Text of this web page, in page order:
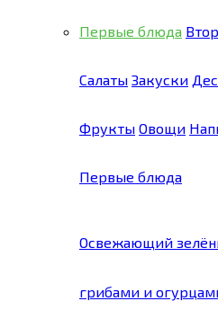
Первые блюда
Салаты Закуски
Фрукты Овощи
Первые блюда
Освежающий
грибами и